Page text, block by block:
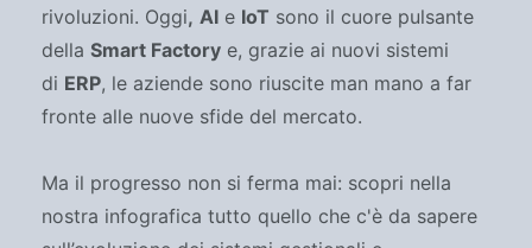
rivoluzioni. Oggi, AI e IoT sono il cuore pulsante
della Smart Factory e, grazie ai nuovi sistemi
di ERP, le aziende sono riuscite man mano a far
fronte alle nuove sfide del mercato.
Ma il progresso non si ferma mai: scopri nella
nostra infografica tutto quello che c'è da sapere